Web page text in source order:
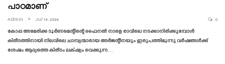
പാഠമാണ്
Admin Jul 14, 2024 0
കോപ്പ അമേരിക്ക ടൂർണമെന്റിന്റെ ഫൈനൽ നാളെ രാവിലെ നടക്കാനിരിക്കുമ്പോൾ
കിരീടത്തിനായി നിലവിലെ ചാമ്പ്യന്മാരായ അർജന്റീനയും ഇരുപത്തിമൂന്നു വർഷങ്ങൾക്ക്
ശേഷം ആദ്യത്തെ കിരീടം ലക്‌ഷ്യം വെക്കുന്ന…